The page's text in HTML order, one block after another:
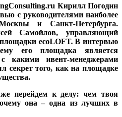
Кирилл Погодин
с руководителями наиболее
и Санкт-Петербурга.
Самойлов, управляющий
ecoLOFT. В интервью
его площадка является
какими ивент-менеджерами
секрет того, как на площадке
перейдем к делу: чем твоя
она – одна из лучших в